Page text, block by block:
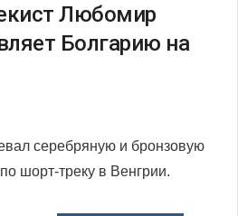
Любомир
Болгарию на
серебряную и бронзовую
шорт-треку в Венгрии.